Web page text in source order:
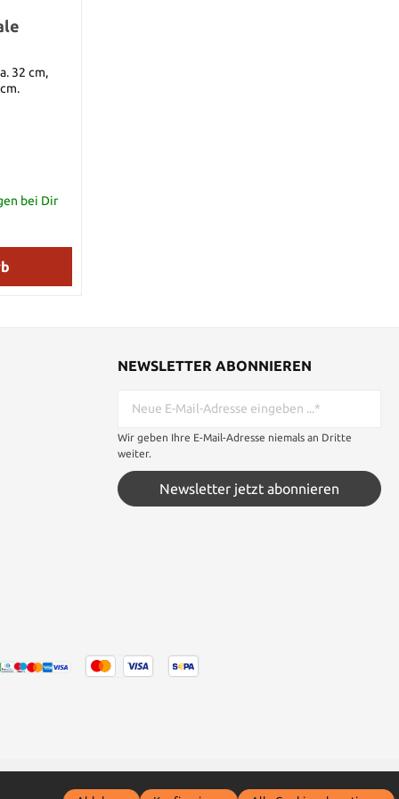
32 cm,
bei Dir
NEWSLETTER ABONNIEREN
Wir geben Ihre E-Mail-Adresse niemals an Dritte
weiter.
Newsletter jetzt abonnieren